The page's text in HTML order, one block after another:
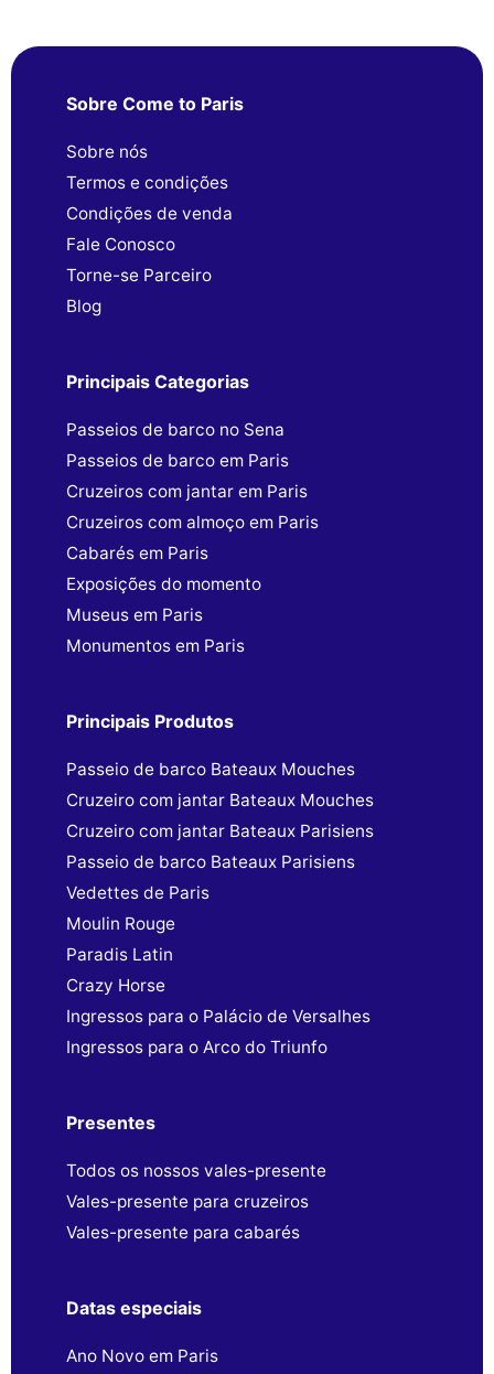
Sobre Come to Paris
Sobre nós
Termos e condições
Condições de venda
Fale Conosco
Torne-se Parceiro
Blog
Principais Categorias
Passeios de barco no Sena
Passeios de barco em Paris
Cruzeiros com jantar em Paris
Cruzeiros com almoço em Paris
Cabarés em Paris
Exposições do momento
Museus em Paris
Monumentos em Paris
Principais Produtos
Passeio de barco Bateaux Mouches
Cruzeiro com jantar Bateaux Mouches
Cruzeiro com jantar Bateaux Parisiens
Passeio de barco Bateaux Parisiens
Vedettes de Paris
Moulin Rouge
Paradis Latin
Crazy Horse
Ingressos para o Palácio de Versalhes
Ingressos para o Arco do Triunfo
Presentes
Todos os nossos vales-presente
Vales-presente para cruzeiros
Vales-presente para cabarés
Datas especiais
Ano Novo em Paris